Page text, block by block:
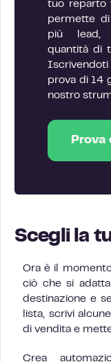
tuo reparto
permette
più lead,
quantità di
prova di 14
nostro
Scegli la
Ora è il
ciò che si
destinazione e
lista, scrivi
di vendita e
Crea